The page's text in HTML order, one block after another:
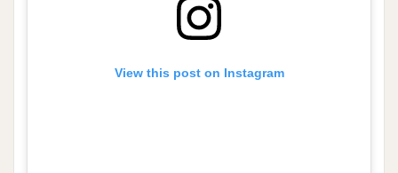
View this post on Instagram